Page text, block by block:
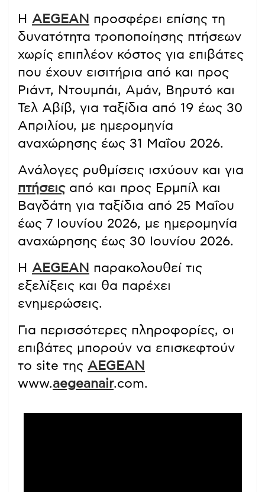
Η AEGEAN προσφέρει επίσης τη
δυνατότητα τροποποίησης πτήσεων
χωρίς επιπλέον κόστος για επιβάτες
που έχουν εισιτήρια από και προς
Ριάντ, Ντουμπάι, Αμάν, Βηρυτό και
Τελ Αβίβ, για ταξίδια από 19 έως 30
Απριλίου, με ημερομηνία
αναχώρησης έως 31 Μαΐου 2026.
Ανάλογες ρυθμίσεις ισχύουν και για
πτήσειςαπό και προς Ερμπίλ και
Βαγδάτη για ταξίδια από 25 Μαΐου
έως 7 Ιουνίου 2026, με ημερομηνία
αναχώρησης έως 30 Ιουνίου 2026.
Η AEGEAN παρακολουθεί τις
εξελίξεις και θα παρέχει
ενημερώσεις.
Για περισσότερες πληροφορίες, οι
επιβάτες μπορούν να επισκεφτούν
το site της AEGEAN
www.aegeanair.com.